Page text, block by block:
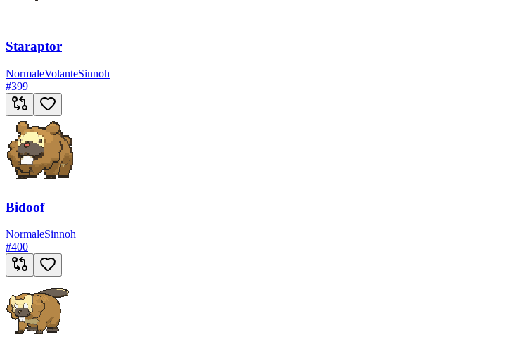
Staraptor
NormaleVolanteSinnoh
#399
Bidoof
NormaleSinnoh
#400